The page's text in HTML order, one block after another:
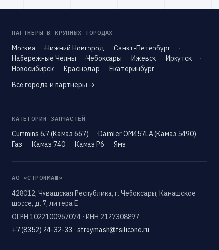
ПАРТНЁРЫ В КРУПНЫХ ГОРОДАХ
Москва Нижний Новгород
Санкт-Петербург
Набережные Челны
Чебоксары Ижевск
Иркутск
Новосибирск
Краснодар
Екатеринбург
Все города и партнёры →
КАТЕГОРИИ ЗАПЧАСТЕЙ
Cummins 6.7 (Камаз 667)
Daimler OM457LA (Камаз 5490)
Газ
Камаз 740 Камаз Р6 Ямз
АО «СТРОЙМАШ»
428012, Чувашская Республика, г. Чебоксары, Канашское
шоссе, д. 7, литера Е
ОГРН 1022100967074 · ИНН 2127308897
+7 (8352) 24-32-33 · stroymash@fsilicone.ru